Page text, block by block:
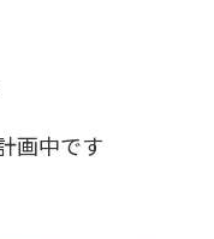
画中です